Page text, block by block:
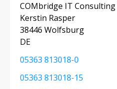
COMbridge IT Consulting
Kerstin Rasper
38446 Wolfsburg
DE
05363 813018-0
05363 813018-15